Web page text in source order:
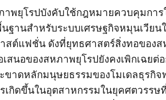
าพยุโรปบังคับใช้กฎหมายควบคุมการ
ฐานสำหรับระบบเศรษฐกิจหมุนเวียน
สต์แฟชั่น ดังที่ยุทธศาสตร์สิ่งทอของ
เสนอของสหภาพยุโรปยังคงเพิกเฉยต่
ขาดหลักมนุษยธรรมของโมเดลธุรกิ
เกิดขึ้นในอุตสาหกรรมในยุคศตวรรษ